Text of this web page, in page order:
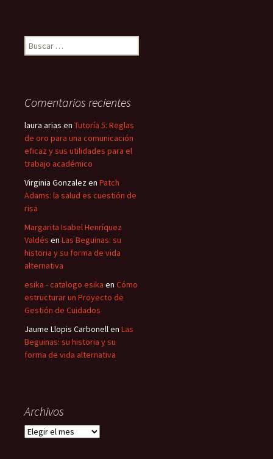
Buscar:
Comentarios recientes
laura arias en Tutoría 5: Reglas
de oro para una comunicación
eficaz y sus utilidades para el
trabajo académico
Virginia Gonzalezen Patch
Adams: la salud es cuestión de
risa
Margarita Isabel Henríquez
Valdés en Las Beguinas: su
historia y su forma de vida
alternativa
esika - catalogo esika en Cómo
estructurar un Proyecto de
Gestión de Cuidados
Jaume Llopis Carbonellen Las
Beguinas: su historia y su
forma de vida alternativa
Archivos
Archivos